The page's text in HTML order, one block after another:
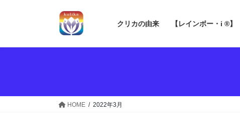
クリカの由来 【レインボー・i ®】
HOME 2022年3月